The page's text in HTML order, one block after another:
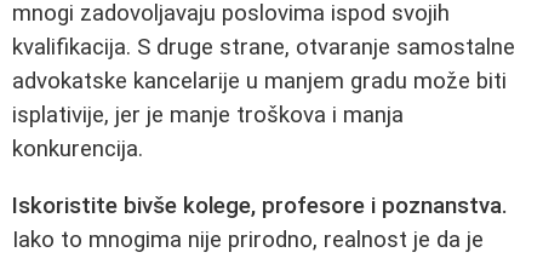
mnogi zadovoljavaju poslovima ispod svojih
kvalifikacija. S druge strane, otvaranje samostalne
advokatske kancelarije u manjem gradu može biti
isplativije, jer je manje troškova i manja
konkurencija.
Iskoristite bivše kolege, profesore i poznanstva.
Iako to mnogima nije prirodno, realnost je da je